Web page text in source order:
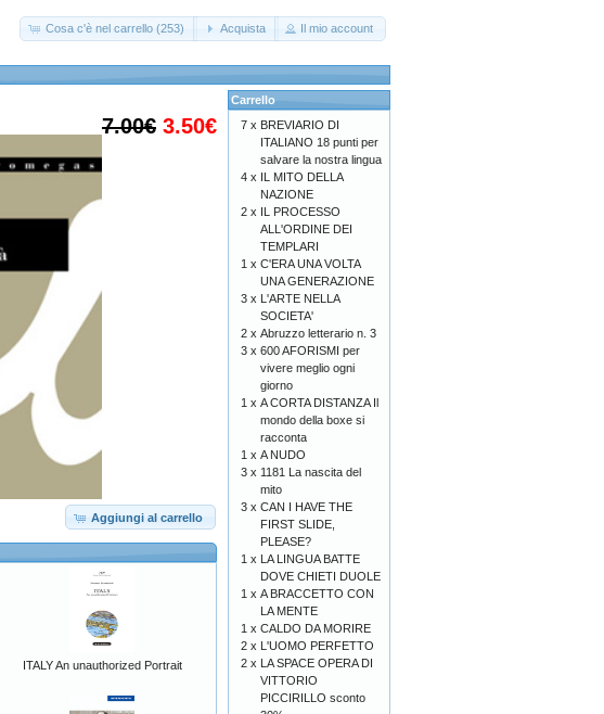
Cosa c'è nel carrello (253) Acquista Il mio account
7.00€ 3.50€
Aggiungi al carrello
ITALY An unauthorized Portrait
Carrello
7 x BREVIARIO DI
ITALIANO 18 punti per
salvare la nostra lingua
4 x IL MITO DELLA
NAZIONE
2 x IL PROCESSO
ALL'ORDINE DEI
TEMPLARI
1 x C'ERA UNA VOLTA
UNA GENERAZIONE
3 x L'ARTE NELLA
SOCIETA'
2 x Abruzzo letterario n. 3
3 x 600 AFORISMI per
vivere meglio ogni
giorno
1 x A CORTA DISTANZA Il
mondo della boxe si
racconta
1 x A NUDO
3 x 1181 La nascita del
mito
3 x CAN I HAVE THE
FIRST SLIDE,
PLEASE?
1 x LA LINGUA BATTE
DOVE CHIETI DUOLE
1 x A BRACCETTO CON
LA MENTE
1 x CALDO DA MORIRE
2 x L'UOMO PERFETTO
2 x LA SPACE OPERA DI
VITTORIO
PICCIRILLO sconto